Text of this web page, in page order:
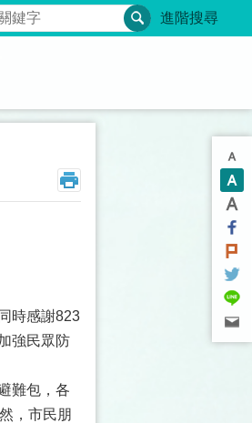
進階搜尋
時感謝823
強民眾防
難包，各
，市民朋